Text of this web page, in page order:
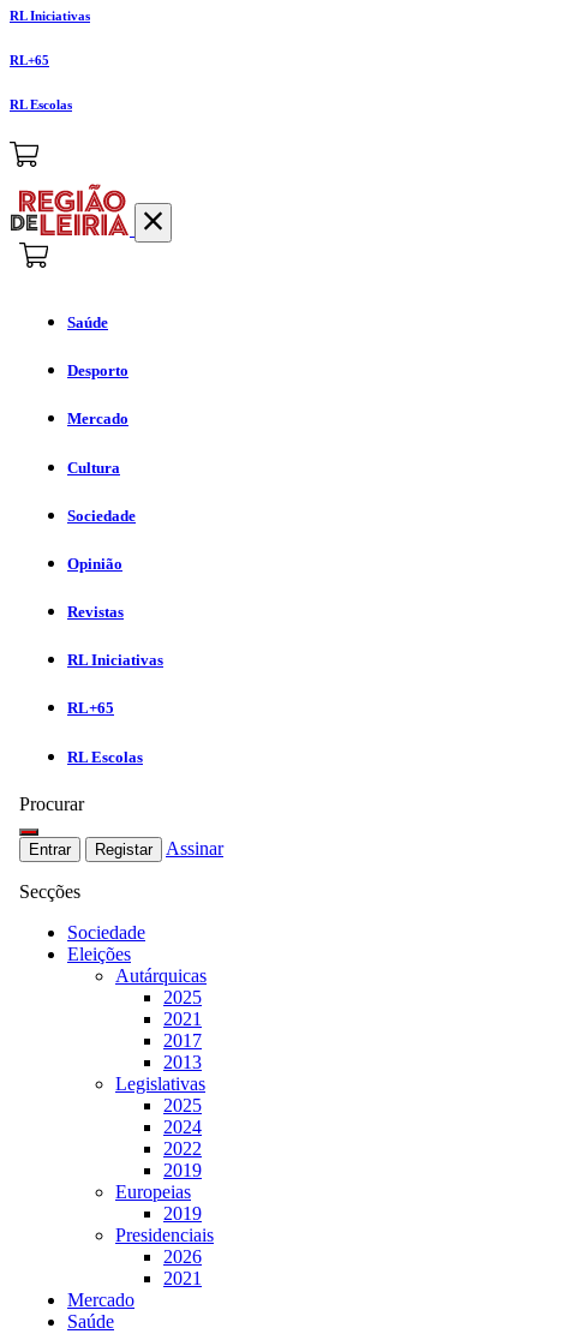
RL Iniciativas
RL+65
RL Escolas
Saúde
Desporto
Mercado
Cultura
Sociedade
Opinião
Revistas
RL Iniciativas
RL+65
RL Escolas
Procurar
Entrar Registar Assinar
Secções
Sociedade
Eleições
Autárquicas
2025
2021
2017
2013
Legislativas
2025
2024
2022
2019
Europeias
2019
Presidenciais
2026
2021
Mercado
Saúde